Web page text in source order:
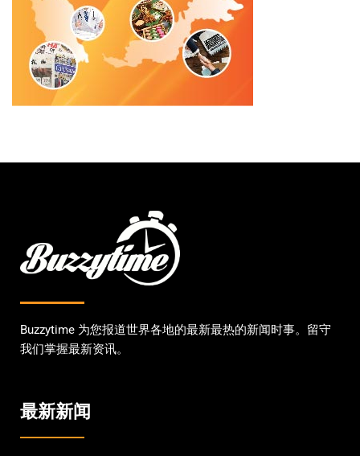
Buzzytime 为您报道世界各地的最新最热的新闻时事。留守
我们掌握最新资讯。
最新新闻